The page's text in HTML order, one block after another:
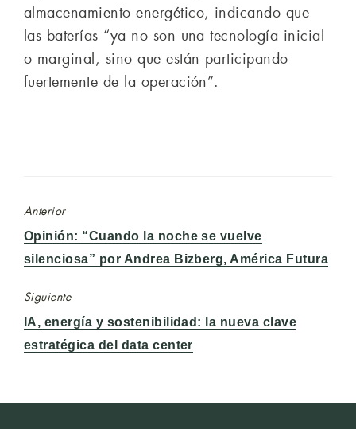
almacenamiento energético, indicando que
las baterías “ya no son una tecnología inicial
o marginal, sino que están participando
fuertemente de la operación”.
Anterior
Entrada
anterior:
Opinión: “Cuando la noche se vuelve
silenciosa” por Andrea Bizberg, América Futura
Siguiente
Entrada
siguiente:
IA, energía y sostenibilidad: la nueva clave
estratégica del data center